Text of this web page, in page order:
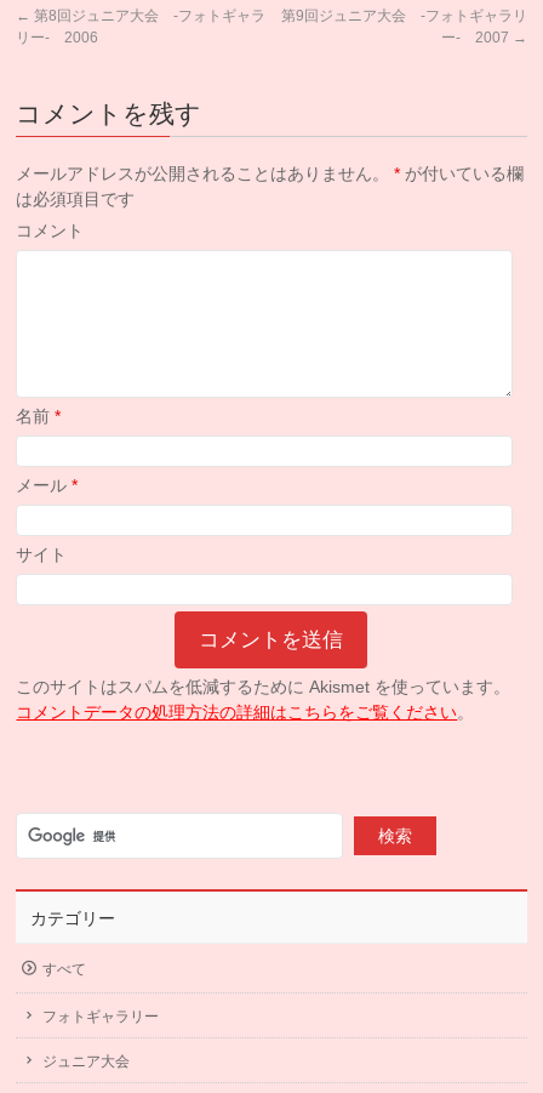
← 第8回ジュニア大会 -フォトギャラ
リー- 2006
第9回ジュニア大会 -フォトギャラリ
ー- 2007 →
コメントを残す
メールアドレスが公開されることはありません。 * が付いている欄
は必須項目です
コメント
名前*
メール*
サイト
このサイトはスパムを低減するために Akismet を使っています。
コメントデータの処理方法の詳細はこちらをご覧ください。
カテゴリー
すべて
フォトギャラリー
ジュニア大会